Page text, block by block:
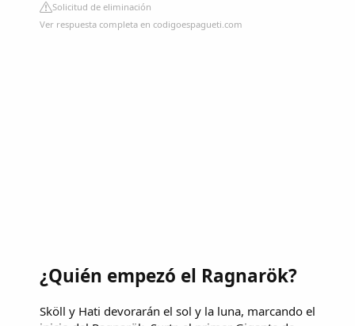
Solicitud de eliminación
Ver respuesta completa en codigoespagueti.com
¿Quién empezó el Ragnarök?
Sköll y Hati devorarán el sol y la luna, marcando el